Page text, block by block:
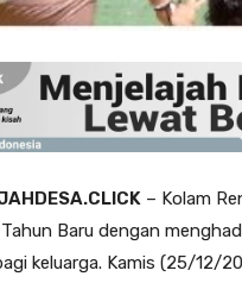
– Kolam
Baru dengan
keluarga. Kamis (25/12/